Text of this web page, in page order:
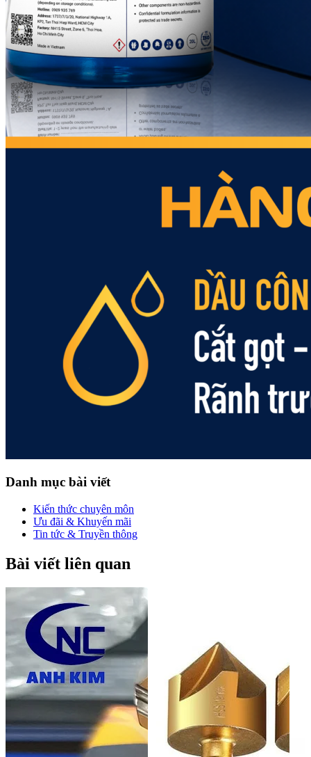
Danh mục bài viết
Kiến thức chuyên môn
Ưu đãi & Khuyến mãi
Tin tức & Truyền thông
Bài viết liên quan